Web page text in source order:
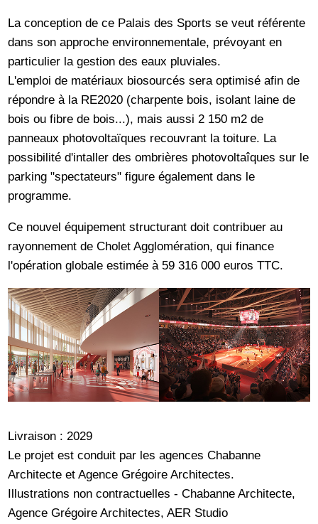
La conception de ce Palais des Sports se veut référente
dans son approche environnementale, prévoyant en
particulier la gestion des eaux pluviales.
L'emploi de matériaux biosourcés sera optimisé afin de
répondre à la RE2020 (charpente bois, isolant laine de
bois ou fibre de bois...), mais aussi 2 150 m2 de
panneaux photovoltaïques recouvrant la toiture. La
possibilité d'intaller des ombrières photovoltaîques sur le
parking "spectateurs" figure également dans le
programme.
Ce nouvel équipement structurant doit contribuer au
rayonnement de Cholet Agglomération, qui finance
l'opération globale estimée à 59 316 000 euros TTC.
Livraison : 2029
Le projet est conduit par les agences Chabanne
Architecte et Agence Grégoire Architectes.
Illustrations non contractuelles - Chabanne Architecte,
Agence Grégoire Architectes, AER Studio